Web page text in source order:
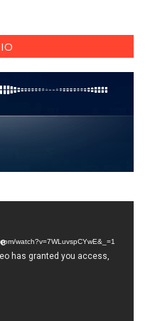
watch?v=7WLuvspCYwE&_=1